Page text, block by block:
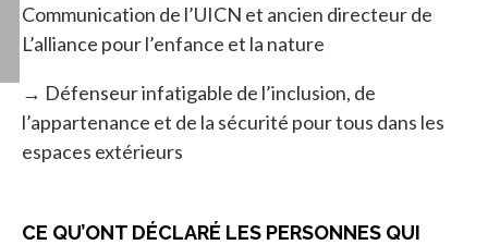
Communication de l’UICN et ancien directeur de
L’alliance pour l’enfance et la nature
→ Défenseur infatigable de l’inclusion, de
l’appartenance et de la sécurité pour tous dans les
espaces extérieurs
CE QU’ONT DÉCLARÉ LES PERSONNES QUI